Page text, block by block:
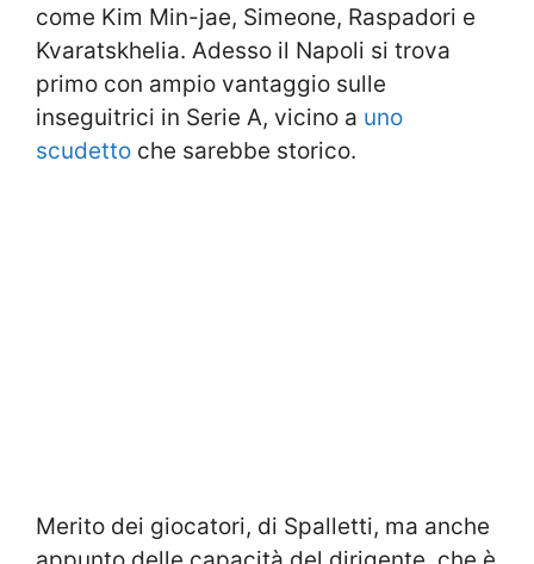
come Kim Min-jae, Simeone, Raspadori e
Kvaratskhelia. Adesso il Napoli si trova
primo con ampio vantaggio sulle
inseguitrici in Serie A, vicino a uno
scudetto che sarebbe storico.
Merito dei giocatori, di Spalletti, ma anche